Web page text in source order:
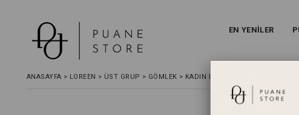
EN YENİLER
ANASAYFA > LOREEN > ÜST GRUP > GÖMLEK > KADIN KEMER DETAYLI KUŞAKLI